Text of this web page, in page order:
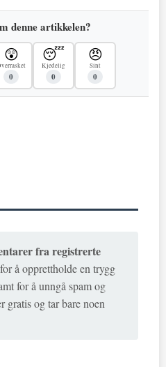
denne artikkelen?
😲
0
😴
Kjedelig
0
😠
Sint
0
fra registrerte
å opprettholde en trygg
for å unngå spam og
gratis og tar bare noen